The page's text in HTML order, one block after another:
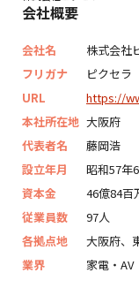
会社概要
会社名
株式会社
フリガナ
ピクセラ
URL
https://
本社所在地 大阪府
代表者名
藤岡浩
設立年月
昭和57年
資本金
46億84百
従業員数
97人
各拠点地
大阪府、
業界
家電・AV